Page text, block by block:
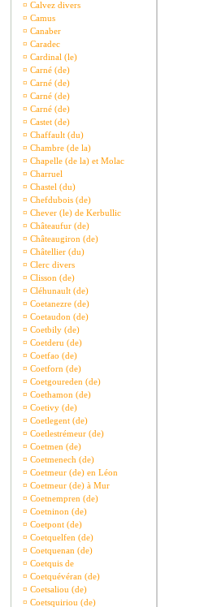
¤ Calvez divers
¤ Camus
¤ Canaber
¤ Caradec
¤ Cardinal (le)
¤ Carné (de)
¤ Carné (de)
¤ Carné (de)
¤ Carné (de)
¤ Castet (de)
¤ Chaffault (du)
¤ Chambre (de la)
¤ Chapelle (de la) et Molac
¤ Charruel
¤ Chastel (du)
¤ Chefdubois (de)
¤ Chever (le) de Kerbullic
¤ Châteaufur (de)
¤ Châteaugiron (de)
¤ Châtellier (du)
¤ Clerc divers
¤ Clisson (de)
¤ Cléhunault (de)
¤ Coetanezre (de)
¤ Coetaudon (de)
¤ Coetbily (de)
¤ Coetderu (de)
¤ Coetfao (de)
¤ Coetforn (de)
¤ Coetgoureden (de)
¤ Coethamon (de)
¤ Coetivy (de)
¤ Coetlegent (de)
¤ Coetlestrémeur (de)
¤ Coetmen (de)
¤ Coetmenech (de)
¤ Coetmeur (de) en Léon
¤ Coetmeur (de) à Mur
¤ Coetnempren (de)
¤ Coetninon (de)
¤ Coetpont (de)
¤ Coetquelfen (de)
¤ Coetquenan (de)
¤ Coetquis de
¤ Coetquévéran (de)
¤ Coetsaliou (de)
¤ Coetsquiriou (de)